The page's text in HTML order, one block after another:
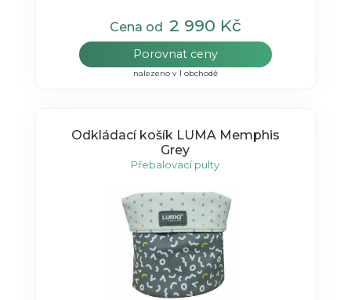
Cena od 2 990 Kč
Porovnat ceny
nalezeno v 1 obchodě
Odkládací košík LUMA Memphis
Grey
Přebalovací pulty